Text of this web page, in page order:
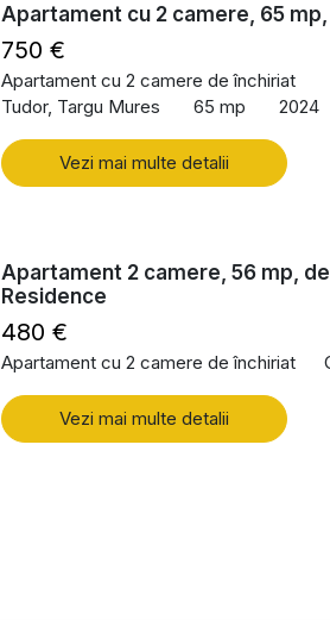
Apartament cu 2 camere, 65
750 €
Apartament cu 2 camere de închiriat
Tudor, Targu Mures
65 mp 2024
Vezi mai multe detalii
Apartament 2 camere, 56 mp,
Residence
480 €
Apartament cu 2 camere de închiriat
Vezi mai multe detalii